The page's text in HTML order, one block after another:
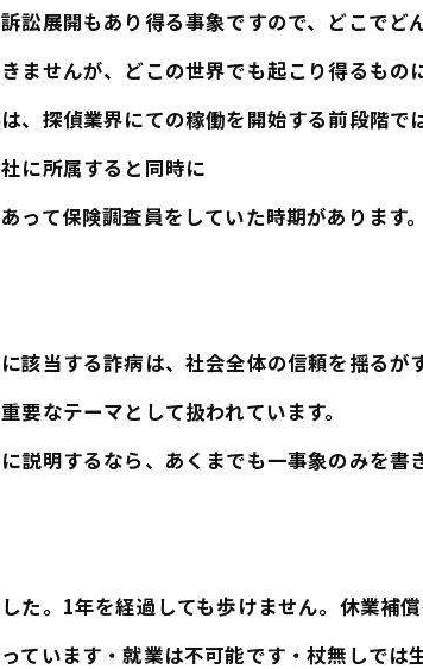
訟展開もあり得る事象ですので、どこでど
ませんが、どこの世界でも起こり得るもの
、探偵業界にての稼働を開始する前段階では
に所属すると同時に
って保険調査員をしていた時期があります。
該当する詐病は、社会全体の信頼を揺るが
要なテーマとして扱われています。
説明するなら、あくまでも一事象のみを書
た。1年を経過しても歩けません。休業補償
ています・就業は不可能です・杖無しでは